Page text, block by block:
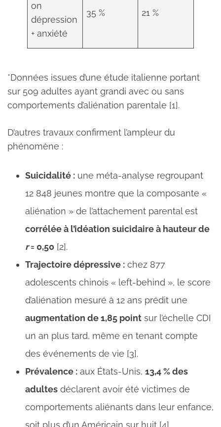
on
dépression
+ anxiété
35 % 21 %
*Données issues d’une étude italienne portant
sur 509 adultes ayant grandi avec ou sans
comportements d’aliénation parentale [1].
D’autres travaux confirment l’ampleur du
phénomène :
Suicidalité : une méta-analyse regroupant
12 848 jeunes montre que la composante «
aliénation » de l’attachement parental est
corrélée à l’idéation suicidaire à hauteur de
r= 0,50 [2].
Trajectoire dépressive : chez 877
adolescents chinois « left-behind », le score
d’aliénation mesuré à 12 ans prédit une
augmentation de 1,85 point sur l’échelle CDI
un an plus tard, même en tenant compte
des événements de vie [3].
Prévalence : aux États-Unis, 13,4 % des
adultes déclarent avoir été victimes de
comportements aliénants dans leur enfance,
soit plus d’un Américain sur huit [4].